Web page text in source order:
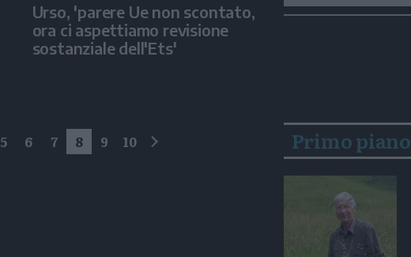
Urso, 'parere Ue non scontato,
ora ci aspettiamo revisione
sostanziale dell'Ets'
5 6 7 8 9 10 Primo piano